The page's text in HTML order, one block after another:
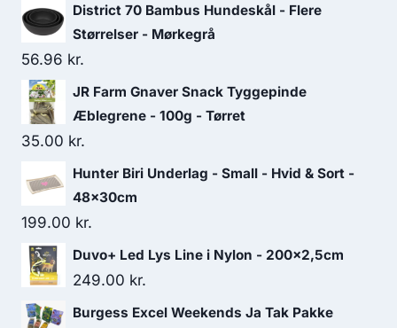
District 70 Bambus Hundeskål - Flere
Størrelser - Mørkegrå
56.96 kr.
JR Farm Gnaver Snack Tyggepinde
Æblegrene - 100g - Tørret
35.00 kr.
Hunter Biri Underlag - Small - Hvid & Sort -
48x30cm
199.00 kr.
Duvo+ Led Lys Line i Nylon - 200x2,5cm
249.00 kr.
Burgess Excel Weekends Ja Tak Pakke